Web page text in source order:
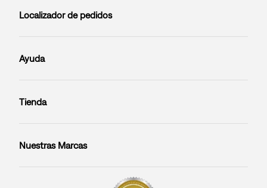
Localizador de pedidos
Ayuda
Tienda
Nuestras Marcas